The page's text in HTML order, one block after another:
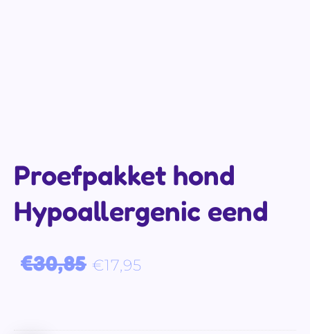
Proefpakket hond
Hypoallergenic eend
€30,85 Oorspronkelijke prijs was: €30,85.
€17,95